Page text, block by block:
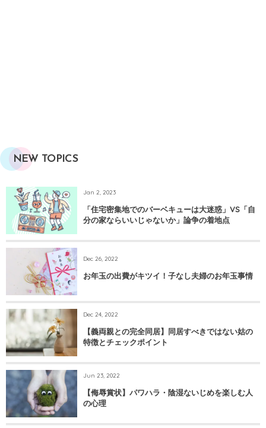
NEW TOPICS
Jan 2, 2023
「住宅密集地でのバーベキューは大迷惑」VS「自
分の家ならいいじゃないか」論争の着地点
Dec 26, 2022
お年玉の出費がキツイ！子なし夫婦のお年玉事情
Dec 24, 2022
【義両親との完全同居】同居すべきではない姑の
特徴とチェックポイント
Jun 23, 2022
【侮辱賞状】パワハラ・陰湿ないじめを楽しむ人
の心理